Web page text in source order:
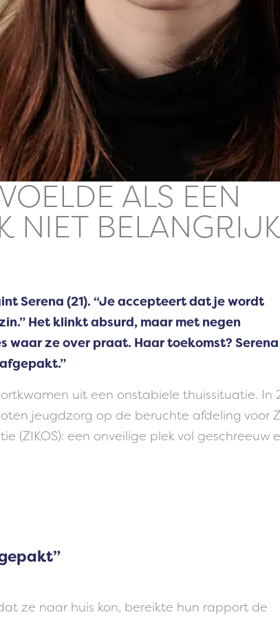
ALS EEN
NIET
Serena (21). “Je accepteert dat je wordt
Het klinkt absurd, maar met negen
waar ze over praat. Haar toekomst?
uit een onstabiele thuissituatie. In
jeugdzorg op de beruchte afdeling voor
(ZIKOS): een onveilige plek vol geschreeuw
ze naar huis kon, bereikte hun rapport de